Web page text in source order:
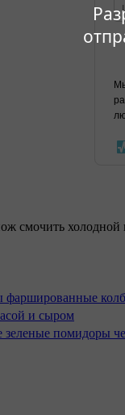
смочить холодной